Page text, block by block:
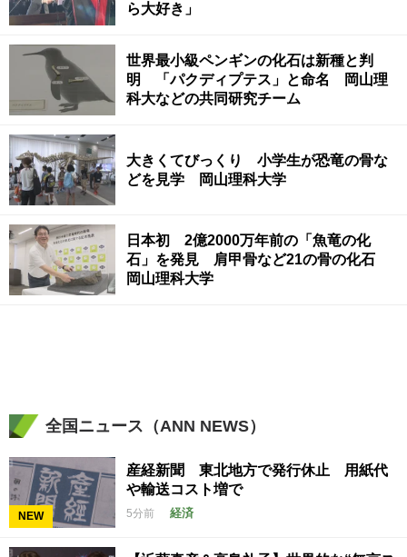
ら大好き」
世界最小級ペンギンの化石は新種と判
明 「パクディプテス」と命名 岡山理
科大などの共同研究チーム
大きくてびっくり 小学生が恐竜の骨な
どを見学 岡山理科大学
日本初 2億2000万年前の「魚竜の化
石」を発見 肩甲骨など21の骨の化石
岡山理科大学
全国ニュース（ANN NEWS）
NEW
産経新聞 東北地方で発行休止 用紙代
や輸送コスト増で
5分前 経済